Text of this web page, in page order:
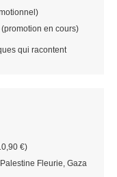
(promotion en cours)
qui racontent
€)
Fleurie, Gaza